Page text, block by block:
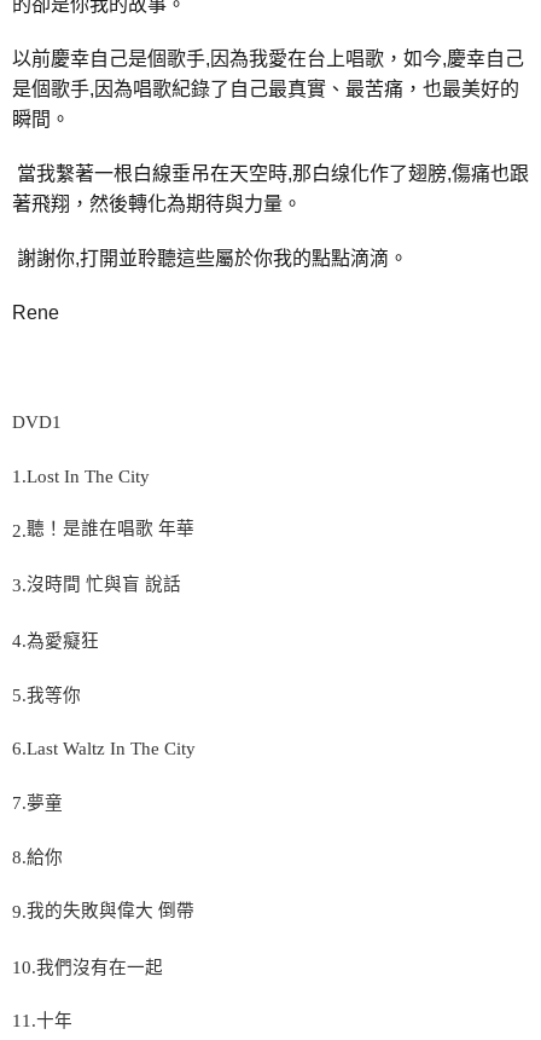
的卻是你我的故事。
以前慶幸自己是個歌手, 因為我愛在台上唱歌，如今,慶幸自己
是個歌手, 因為唱歌紀錄了自己最真實、最苦痛，也最美好的
瞬間。
當我繫著一根白線垂吊在天空時,那白缐化作了翅膀,傷痛也跟
著飛翔，然後轉化為期待與力量。
謝謝你,打開並聆聽這些屬於你我的點點滴滴。
Rene
DVD1
1.Lost In The City
2.聽！是誰在唱歌 年華
3.沒時間 忙與盲 說話
4.為愛癡狂
5. 我等你
6.Last Waltz In The City
7.夢童
8.給你
9.我的失敗與偉大 倒帶
10. 我們沒有在一起
11.十年